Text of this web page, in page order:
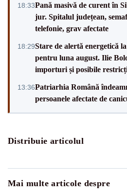
18:33Pană masivă de curent în
jur. Spitalul județean,
telefonie, grav afectate
18:29Stare de alertă energetică
pentru luna august. Ilie
importuri și posibile
13:36Patriarhia Română
persoanele afectate de
Distribuie articolul
Mai multe articole despre